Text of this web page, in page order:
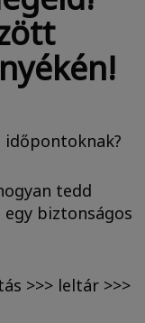
időpontoknak?
tedd
biztonságos
>>> leltár >>>